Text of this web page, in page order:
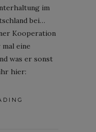
im
bei…
Kooperation
eine
was er sonst
hier: